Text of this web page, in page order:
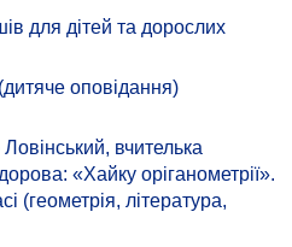
для дітей та дорослих
оповідання)
Ловінський, вчителька
«Хайку оріганометрії».
(геометрія, література,